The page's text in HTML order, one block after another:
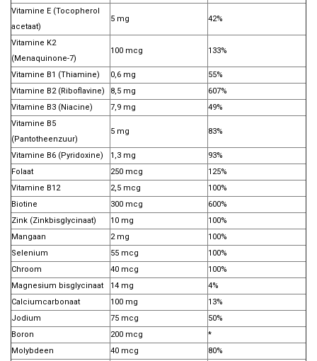
Vitamine E (Tocopherol
acetaat)
5 mg 42%
Vitamine K2
(Menaquinone-7)
100 mcg 133%
Vitamine B1 (Thiamine) 0,6 mg
55%
Vitamine B2 (Riboflavine)
8,5 mg
607%
Vitamine B3 (Niacine)
7,9 mg
49%
Vitamine B5
(Pantotheenzuur)
5 mg 83%
Vitamine B6 (Pyridoxine) 1,3 mg
93%
Folaat
250 mcg
125%
Vitamine B12
2,5 mcg
100%
Biotine
300 mcg
600%
Zink (Zinkbisglycinaat)
10 mg
100%
Mangaan
2 mg
100%
Selenium
55 mcg
100%
Chroom
40 mcg
100%
Magnesium bisglycinaat
14 mg
4%
Calciumcarbonaat
100 mg
13%
Jodium
75 mcg
50%
Boron
200 mcg
*
Molybdeen
40 mcg
80%